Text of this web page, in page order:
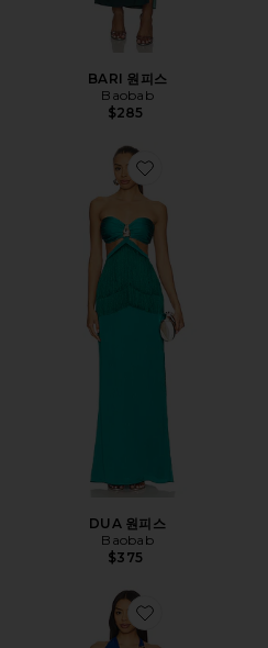
BARI 원피스
Baobab
$285
Favorite DUA 원피스
DUA 원피스
Baobab
$375
Favorite LIZ 원피스